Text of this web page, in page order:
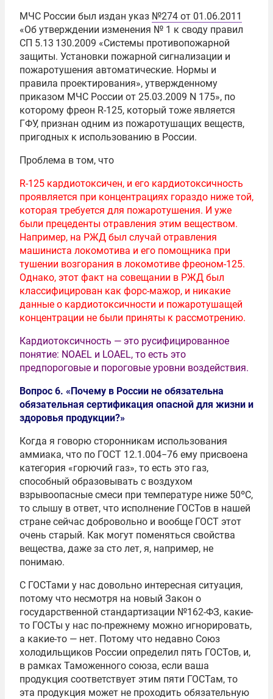
МЧС России был издан указ №274 от 01.06.2011
«Об утверждении изменения № 1 к своду правил
СП 5.13 130.2009 «Системы противопожарной
защиты. Установки пожарной сигнализации и
пожаротушения автоматические. Нормы и
правила проектирования», утвержденному
приказом МЧС России от 25.03.2009 N 175», по
которому фреон R-125, который тоже является
ГФУ, признан одним из пожаротушащих веществ,
пригодных к использованию в России.
Проблема в том, что
R-125 кардиотоксичен, и его кардиотоксичность
проявляется при концентрациях гораздо ниже той,
которая требуется для пожаротушения. И уже
были прецеденты отравления этим веществом.
Например, на РЖД был случай отравления
машиниста локомотива и его помощника при
тушении возгорания в локомотиве фреоном-125.
Однако, этот факт на совещании в РЖД был
классифицирован как форс-мажор, и никакие
данные о кардиотоксичности и пожаротушащей
концентрации не были приняты к рассмотрению.
Кардиотоксичность — это русифицированное
понятие: NOAEL и LOAEL, то есть это
предпороговые и пороговые уровни воздействия.
Вопрос 6. «Почему в России не обязательна
обязательная сертификация опасной для жизни и
здоровья продукции?»
Когда я говорю сторонникам использования
аммиака, что по ГОСТ 12.1.004−76 ему присвоена
категория «горючий газ», то есть это газ,
способный образовывать с воздухом
взрывоопасные смеси при температуре ниже 50ºС,
то слышу в ответ, что исполнение ГОСТов в нашей
стране сейчас добровольно и вообще ГОСТ этот
очень старый. Как могут поменяться свойства
вещества, даже за сто лет, я, например, не
понимаю.
С ГОСТами у нас довольно интересная ситуация,
потому что несмотря на новый Закон о
государственной стандартизации №162-ФЗ, какие-
то ГОСТы у нас по-прежнему можно игнорировать,
а какие-то — нет. Потому что недавно Союз
холодильщиков России определил пять ГОСТов, и,
в рамках Таможенного союза, если ваша
продукция соответствует этим пяти ГОСТам, то
эта продукция может не проходить обязательную